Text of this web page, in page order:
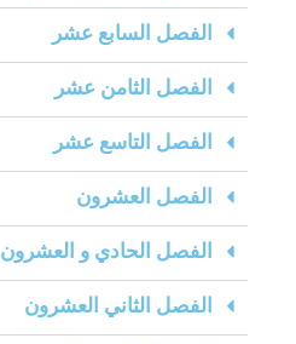
الفصل السابع عشر
الفصل الثامن عشر
الفصل التاسع عشر
الفصل العشرون
الفصل الحادي و العشرون
الفصل الثاني العشرون